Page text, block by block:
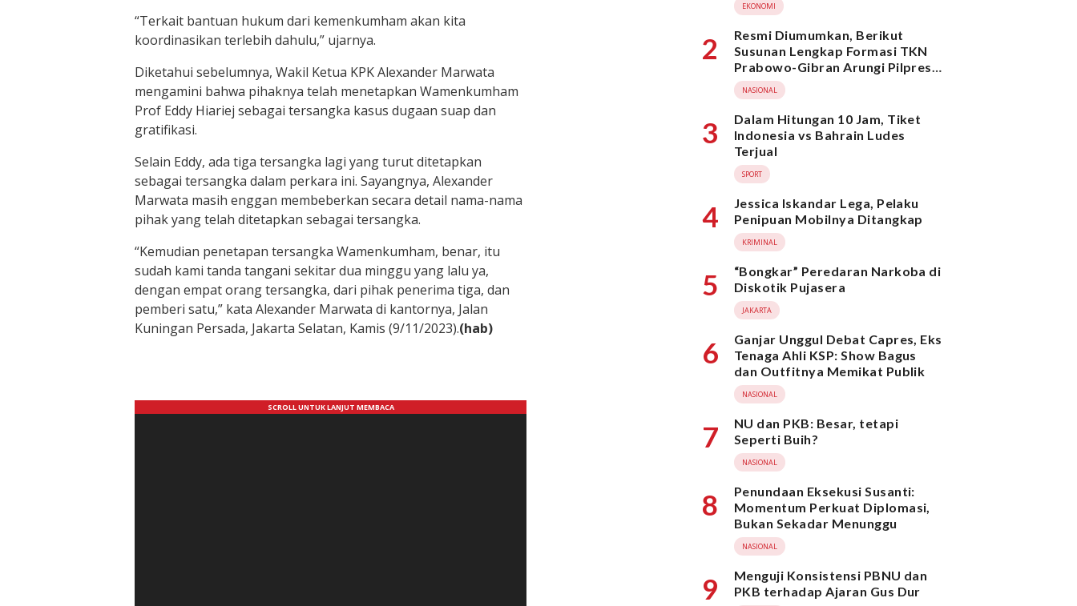
“Terkait bantuan hukum dari kemenkumham akan kita
koordinasikan terlebih dahulu,” ujarnya.
Diketahui sebelumnya, Wakil Ketua KPK Alexander Marwata
mengamini bahwa pihaknya telah menetapkan Wamenkumham
Prof Eddy Hiariej sebagai tersangka kasus dugaan suap dan
gratifikasi.
Selain Eddy, ada tiga tersangka lagi yang turut ditetapkan
sebagai tersangka dalam perkara ini. Sayangnya, Alexander
Marwata masih enggan membeberkan secara detail nama-nama
pihak yang telah ditetapkan sebagai tersangka.
“Kemudian penetapan tersangka Wamenkumham, benar, itu
sudah kami tanda tangani sekitar dua minggu yang lalu ya,
dengan empat orang tersangka, dari pihak penerima tiga, dan
pemberi satu,” kata Alexander Marwata di kantornya, Jalan
Kuningan Persada, Jakarta Selatan, Kamis (9/11/2023).(hab)
EKONOMI
2
Resmi Diumumkan, Berikut
Susunan Lengkap Formasi TKN
Prabowo-Gibran Arungi Pilpres
2024, Ada Ridwan Kamil hingga
Suami Yenny Wahid
NASIONAL
3
Dalam Hitungan 10 Jam, Tiket
Indonesia vs Bahrain Ludes
Terjual
SPORT
4
Jessica Iskandar Lega, Pelaku
Penipuan Mobilnya Ditangkap
KRIMINAL
5
“Bongkar” Peredaran Narkoba di
Diskotik Pujasera
JAKARTA
6
Ganjar Unggul Debat Capres, Eks
Tenaga Ahli KSP: Show Bagus
dan Outfitnya Memikat Publik
NASIONAL
7
NU dan PKB: Besar, tetapi
Seperti Buih?
NASIONAL
8
Penundaan Eksekusi Susanti:
Momentum Perkuat Diplomasi,
Bukan Sekadar Menunggu
NASIONAL
9
Menguji Konsistensi PBNU dan
PKB terhadap Ajaran Gus Dur